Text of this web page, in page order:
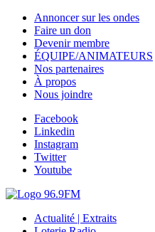
Annoncer sur les ondes
Faire un don
Devenir membre
ÉQUIPE/ANIMATEURS
Nos partenaires
À propos
Nous joindre
Facebook
Linkedin
Instagram
Twitter
Youtube
Actualité | Extraits